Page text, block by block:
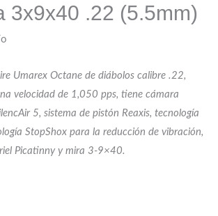
3x9x40 .22 (5.5mm)
Umarex Octane de diábolos calibre .22,
velocidad de 1,050 pps, tiene cámara
5, sistema de pistón Reaxis, tecnología
StopShox para la reducción de vibración,
riel Picatinny y mira 3-9×40.